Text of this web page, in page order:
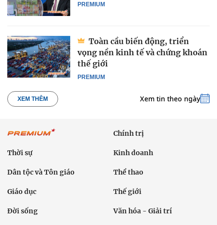
PREMIUM
PREMIUM
Toàn cầu biến động, triển
vọng nền kinh tế và chứng khoán
thế giới
XEM THÊM Xem tin theo ngày
Chính trị
Thời sự Kinh doanh
Dân tộc và Tôn giáo Thể thao
Giáo dục Thế giới
Đời sống Văn hóa - Giải trí